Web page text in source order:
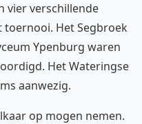
vier verschillende
toernooi. Het Segbroek
Ypenburg waren
Het Wateringse
aanwezig.
op mogen nemen.